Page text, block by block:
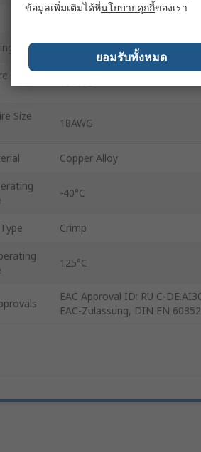
Size
18AWG
Size
18AWG
Copper Alloy
-40°C
Crimp
125°C
EAC Approval ID: RU C-
EAC-Zulassung, DIN EN
ข้อมูลเพิ่มเติมได้ที่นโยบายคุกกี้ของเรา
ยอมรับทั้งหมด